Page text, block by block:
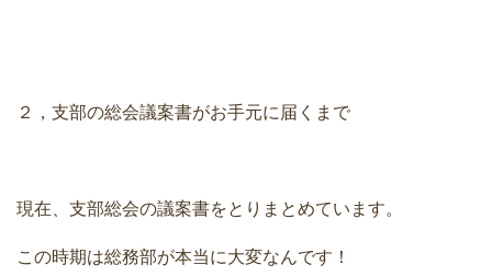
２，支部の総会議案書がお手元に届くまで
現在、支部総会の議案書をとりまとめています。
この時期は総務部が本当に大変なんです！